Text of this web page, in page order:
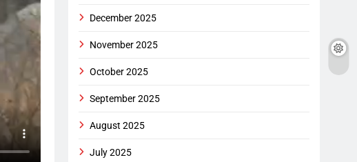
December 2025
November 2025
October 2025
September 2025
August 2025
July 2025